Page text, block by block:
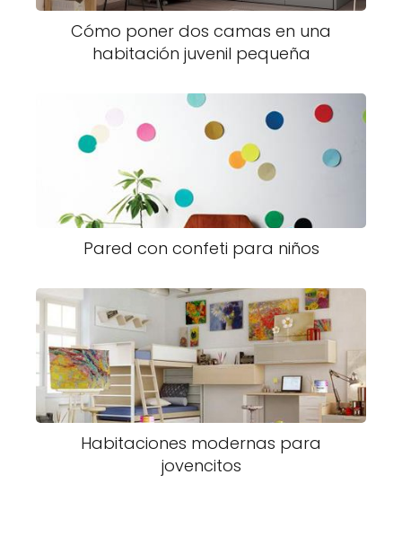
Cómo poner dos camas en una
habitación juvenil pequeña
Pared con confeti para niños
Habitaciones modernas para
jovencitos